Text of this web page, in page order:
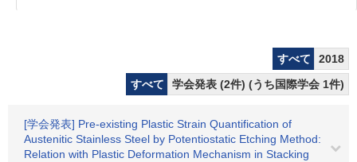
すべて
2018
すべて
学会発表 (2件) (うち国際学会 1件)
[学会発表] Pre-existing Plastic Strain Quantification of
Austenitic Stainless Steel by Potentiostatic Etching Method:
Relation with Plastic Deformation Mechanism in Stacking